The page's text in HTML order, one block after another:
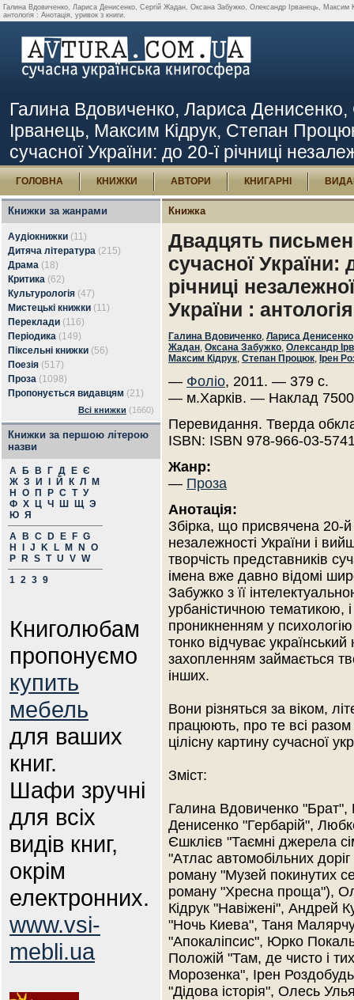
Галина Вдовиченко, Лариса Денисенко, Сергій Жадан, Оксана Забужко, Олександр Ірванець, Максим
антологія : Анотація, уривок з книги.
Галина Вдовиченко, Лариса
Ірванець, Максим Кідрук, Степан
сучасної України: до 20-ї річниці
ГОЛОВНА КНИЖКИ АВТОРИ КНИГАРНІ
Книжки за жанрами
Аудіокнижки (11)
Дитяча література (215)
Драма (18)
Критика (62)
Культурологія (47)
Мистецькі книжки (11)
Переклади (116)
Періодика (149)
Піксельні книжки (56)
Поезія (517)
Проза (1098)
Пропонується видавцям (21)
Всі книжки (1660)
Книжки за першою літерою
назви
А Б В Г Д Е Є
Ж З И Й К Л
М
Н
О П Р С Т У
Ф Х Ц Ч Ш Щ Э
Ю Я
A
B C D E F G
H
J K L M N
O
P
R S T U V W
1 2 3 9
Книголюбам
пропонуємо
купить
мебель
для ваших
книг.
Шафи зручні
для всіх
видів книг,
окрім
електронних.
www.vsi-
mebli.ua
Книжка
Двадцять
сучасної України:
річниці незалежної
України : антологія
Галина Вдовиченко, Лариса Денисенко
Жадан, Оксана Забужко, Олександр
Максим Кідрук, Степан Процюк, Ірен
— Фоліо, 2011. — 379 с.
— м.Харків. — Наклад
Перевидання. Тверда
ISBN: ISBN 978-966-03-
Жанр:
— Проза
Анотація:
Збірка, що присвячена 20-й
незалежності України і
творчість представників
імена вже давно відомі
Забужко з її
урбаністичною тематикою,
проникненням у
тонко відчуває
захопленням займається
інших.
Вони різняться за віком,
працюють, про те всі
цілісну картину сучасної
Зміст:
Галина Вдовиченко "Брат",
Денисенко "Гербарій",
Єшклієв "Таємні джерела
"Атлас автомобільних
роману "Музей покинутих
роману "Хресна проща"),
Кідрук "Навіжені", Андрей
"Ночь Киева", Таня
"Апокаліпсис", Юрко
Положій "Там, де чисто і
Морозенка", Ірен
"Дідова історія", Олесь